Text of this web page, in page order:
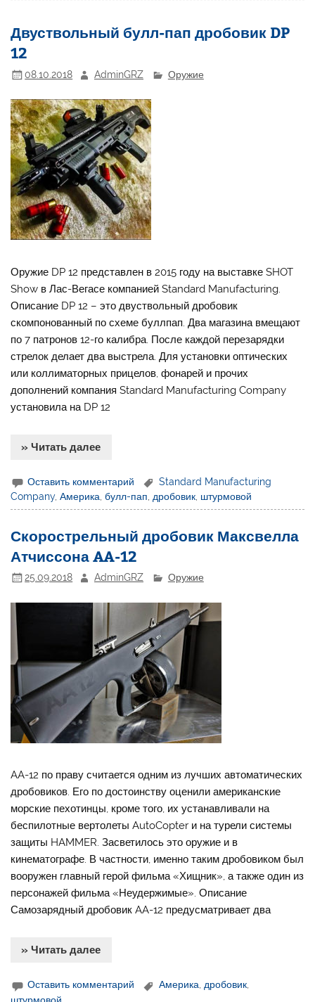
Двуствольный булл-пап дробовик DP
12
08.10.2018 AdminGRZ Оружие
Оружие DP 12 представлен в 2015 году на выставке SHOT
Show в Лас-Вегасе компанией Standard Manufacturing.
Описание DP 12 – это двуствольный дробовик
скомпонованный по схеме буллпап. Два магазина вмещают
по 7 патронов 12-го калибра. После каждой перезарядки
стрелок делает два выстрела. Для установки оптических
или коллиматорных прицелов, фонарей и прочих
дополнений компания Standard Manufacturing Company
установила на DP 12
» Читать далее
Оставить комментарий
Standard Manufacturing
Company,Америка,булл-пап,дробовик, штурмовой
Скорострельный дробовик Максвелла
Атчиссона AA-12
25.09.2018 AdminGRZ Оружие
AA-12 по праву считается одним из лучших автоматических
дробовиков. Его по достоинству оценили американские
морские пехотинцы, кроме того, их устанавливали на
беспилотные вертолеты AutoCopter и на турели системы
защиты HAMMER. Засветилось это оружие и в
кинематографе. В частности, именно таким дробовиком был
вооружен главный герой фильма «Хищник», а также один из
персонажей фильма «Неудержимые». Описание
Самозарядный дробовик AA-12 предусматривает два
» Читать далее
Оставить комментарий Америка,дробовик,
штурмовой